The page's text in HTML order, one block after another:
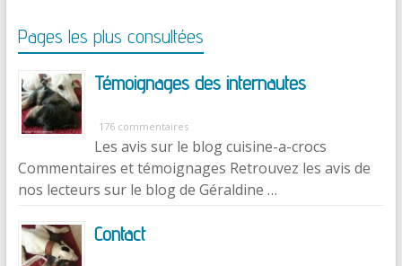
Pages les plus consultées
Témoignages des internautes
176 commentaires
Les avis sur le blog cuisine-a-crocs
Commentaires et témoignages Retrouvez les avis de
nos lecteurs sur le blog de Géraldine …
Contact